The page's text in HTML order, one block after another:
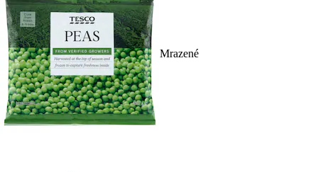
Mrazené